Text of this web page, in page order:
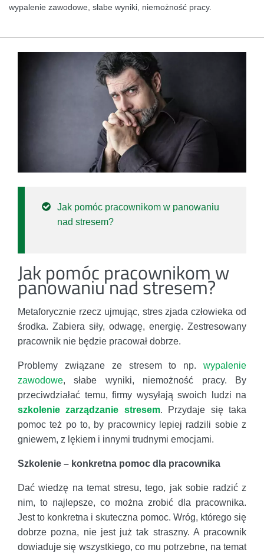
wypalenie zawodowe, słabe wyniki, niemożność pracy.
Jak pomóc pracownikom w panowaniu
nad stresem?
Jak pomóc pracownikom w
panowaniu nad stresem?
Metaforycznie rzecz ujmując, stres zjada człowieka od
środka. Zabiera siły, odwagę, energię. Zestresowany
pracownik nie będzie pracował dobrze.
Problemy związane ze stresem to np. wypalenie
zawodowe, słabe wyniki, niemożność pracy. By
przeciwdziałać temu, firmy wysyłają swoich ludzi na
szkolenie zarządzanie stresem. Przydaje się taka
pomoc też po to, by pracownicy lepiej radzili sobie z
gniewem, z lękiem i innymi trudnymi emocjami.
Szkolenie – konkretna pomoc dla pracownika
Dać wiedzę na temat stresu, tego, jak sobie radzić z
nim, to najlepsze, co można zrobić dla pracownika.
Jest to konkretna i skuteczna pomoc. Wróg, którego się
dobrze pozna, nie jest już tak straszny. A pracownik
dowiaduje się wszystkiego, co mu potrzebne, na temat